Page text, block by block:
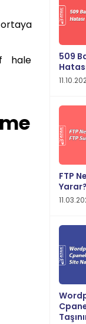
hale
509
FTP
Yarar?